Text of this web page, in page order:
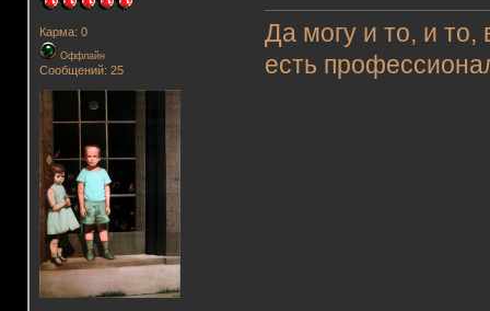
Карма: 0
Оффлайн
Сообщений: 25
Да могу и то, и
есть